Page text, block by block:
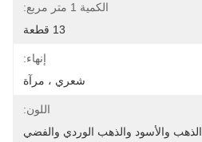
الكمية 1 متر مربع:
13 قطعة
إنهاء:
شعري ، مرآة
اللون:
الذهب والأسود والذهب الوردي والفضي